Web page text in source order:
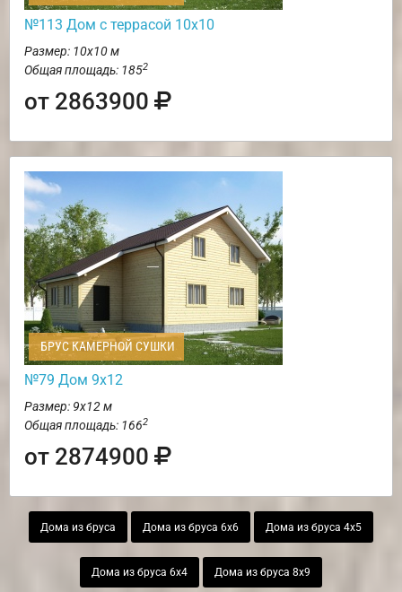
№113 Дом с террасой 10х10
Размер: 10х10 м
Общая площадь: 1852
от 2863900
БРУС КАМЕРНОЙ СУШКИ
№79 Дом 9х12
Размер: 9х12 м
Общая площадь: 1662
от 2874900
Дома из бруса Дома из бруса 6х6 Дома из бруса 4х5
Дома из бруса 6х4 Дома из бруса 8х9